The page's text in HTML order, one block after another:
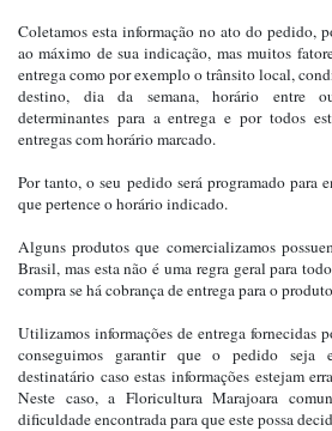
Coletamos esta informação no ato do pedido,
ao máximo de sua indicação, mas muitos
entrega como por exemplo o trânsito local,
destino, dia da semana, horário entre
determinantes para a entrega e por todos
entregas com horário marcado.
Por tanto, o seu pedido será programado para
que pertence o horário indicado.
Alguns produtos que comercializamos
Brasil, mas esta não é uma regra geral para
compra se há cobrança de entrega para o
Utilizamos informações de entrega fornecidas
conseguimos garantir que o pedido seja
destinatário caso estas informações estejam
Neste caso, a Floricultura Marajoara
dificuldade encontrada para que este possa